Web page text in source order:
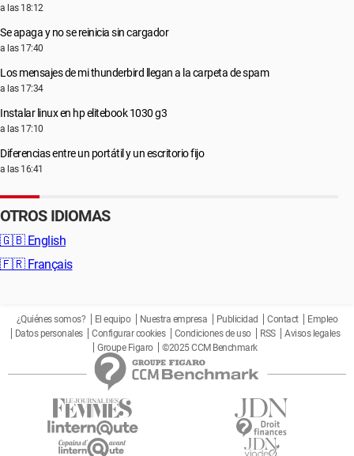
a las 18:12
Se apaga y no se reinicia sin cargador
a las 17:40
Los mensajes de mi thunderbird llegan a la carpeta de spam
a las 17:34
Instalar linux en hp elitebook 1030 g3
a las 17:10
Diferencias entre un portátil y un escritorio fijo
a las 16:41
OTROS IDIOMAS
🇬🇧 English
🇫🇷 Français
¿Quiénes somos? El equipo Nuestra empresa Publicidad Contact
Empleo
Datos personales
Configurar cookies Condiciones de uso RSS
Avisos legales
Groupe Figaro
©2025 CCM Benchmark